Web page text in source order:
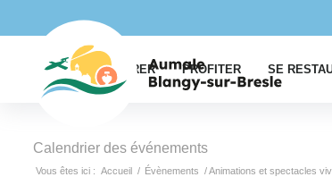
EXPLORER PROFITER SE
Calendrier des événements
Vous êtes ici : Accueil / Évènements /Animations et spectacles